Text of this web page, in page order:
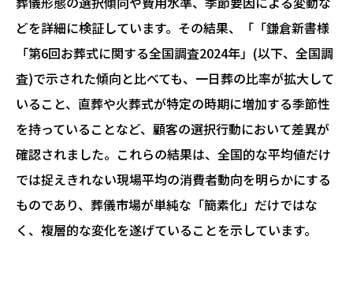
どを詳細に検証しています。その結果、「「鎌倉新書様
「第6回お葬式に関する全国調査2024年」(以下、全国調
査)で示された傾向と比べても、一日葬の比率が拡大して
いること、直葬や火葬式が特定の時期に増加する季節性
を持っていることなど、顧客の選択行動において差異が
確認されました。これらの結果は、全国的な平均値だけ
では捉えきれない現場平均の消費者動向を明らかにする
ものであり、葬儀市場が単純な「簡素化」だけではな
く、複層的な変化を遂げていることを示しています。